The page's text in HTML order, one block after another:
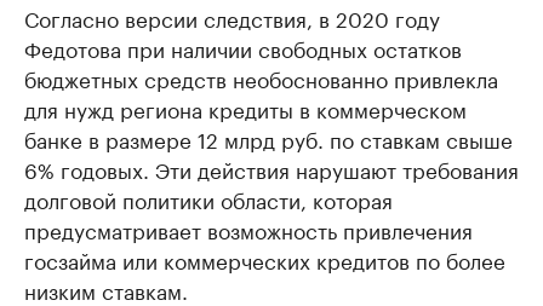
Согласно версии следствия, в 2020 году
Федотова при наличии свободных остатков
бюджетных средств необоснованно привлекла
для нужд региона кредиты в коммерческом
банке в размере 12 млрд руб. по ставкам свыше
6% годовых. Эти действия нарушают требования
долговой политики области, которая
предусматривает возможность привлечения
госзайма или коммерческих кредитов по более
низким ставкам.